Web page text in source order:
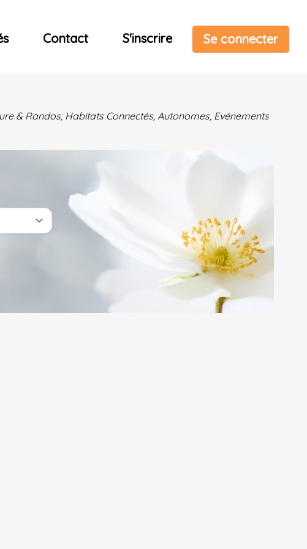
Contact S'inscrire Se connecter
& Randos, Habitats Connectés, Autonomes, Evénements